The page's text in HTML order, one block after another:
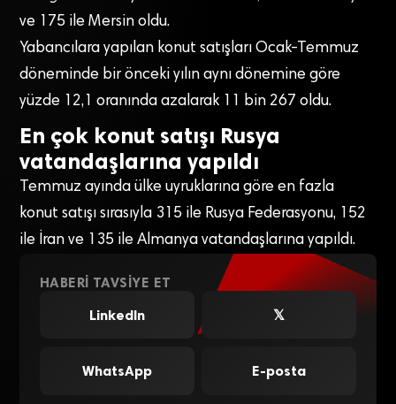
ve 175 ile Mersin oldu.
Yabancılara yapılan konut satışları Ocak-Temmuz
döneminde bir önceki yılın aynı dönemine göre
yüzde 12,1 oranında azalarak 11 bin 267 oldu.
En çok konut satışı Rusya
vatandaşlarına yapıldı
Temmuz ayında ülke uyruklarına göre en fazla
konut satışı sırasıyla 315 ile Rusya Federasyonu, 152
ile İran ve 135 ile Almanya vatandaşlarına yapıldı.
HABERI TAVSIYE ET
LinkedIn
𝕏
WhatsApp E-posta